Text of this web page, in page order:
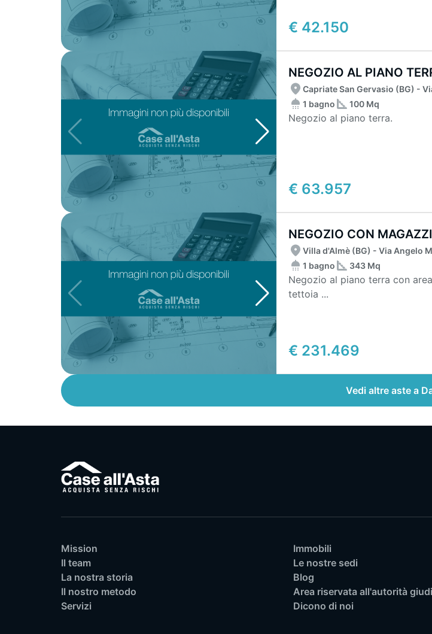
€ 42.150
NEGOZIO AL PIANO
€ 63.957
Capriate San Gervasio (BG) -
1 bagno
100 Mq
Negozio al piano terra.
NEGOZIO CON
€ 231.469
Villa d'Almè (BG) - Via Angelo
1 bagno
343 Mq
Negozio al piano terra con
tettoia ...
Vedi altre aste a
Mission
Il team
La nostra storia
Il nostro metodo
Servizi
Immobili
Le nostre sedi
Blog
Area riservata all'autorità
Dicono di noi